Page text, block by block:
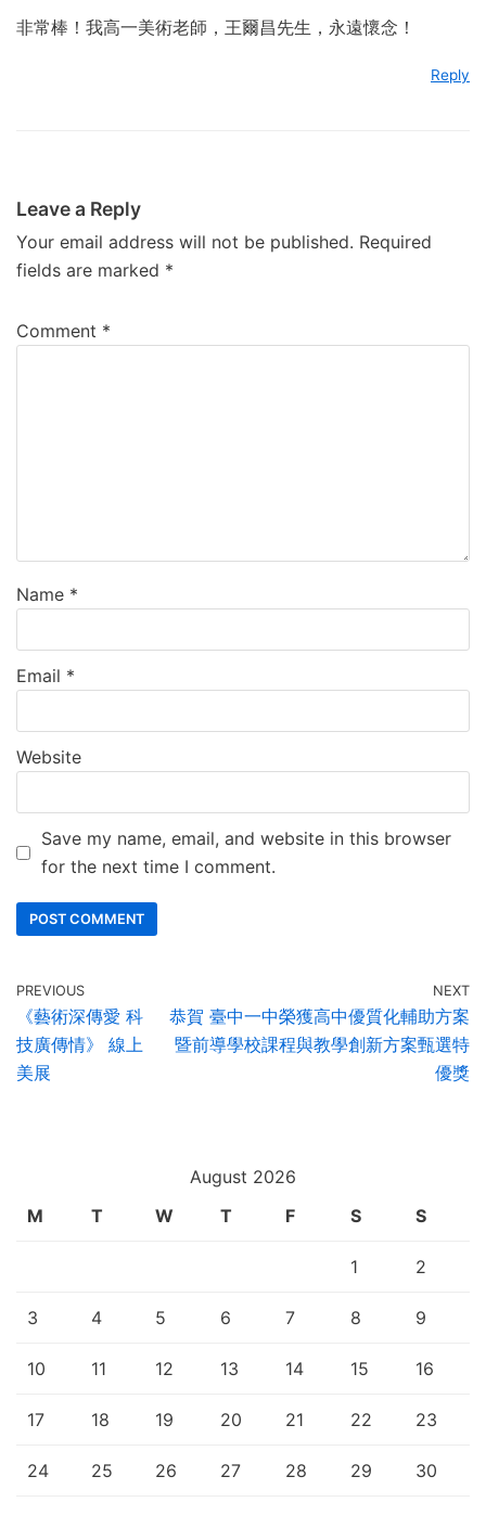
非常棒！我高一美術老師，王爾昌先生，永遠懷念！
Reply
Leave a Reply
Your email address will not be published. Required
fields are marked *
Comment *
Name *
Email *
Website
Save my name, email, and website in this browser
for the next time I comment.
PREVIOUS
《藝術深傳愛 科
技廣傳情》 線上
美展
NEXT
恭賀 臺中一中榮獲高中優質化輔助方案
暨前導學校課程與教學創新方案甄選特
優獎
August 2026
M
T W T F S S
1 2
3 4 5 6 7 8 9
10 11 12 13 14 15 16
17 18 19 20 21 22 23
24 25 26 27 28 29 30